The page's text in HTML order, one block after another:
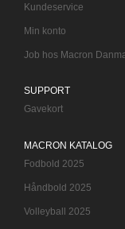
Kundeservice
Min konto
Job hos Macron
SUPPORT
Gavekort
MACRON KATALOG
Fodbold 2025
Håndbold 2025
Volleyball 2025